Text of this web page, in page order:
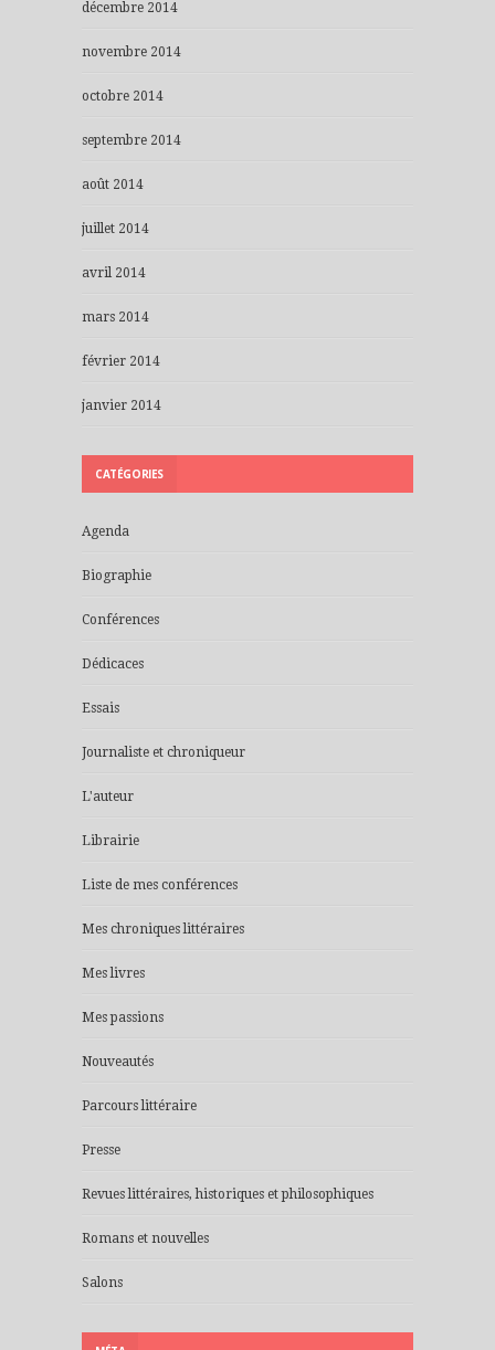
décembre 2014
novembre 2014
octobre 2014
septembre 2014
août 2014
juillet 2014
avril 2014
mars 2014
février 2014
janvier 2014
CATÉGORIES
Agenda
Biographie
Conférences
Dédicaces
Essais
Journaliste et chroniqueur
L'auteur
Librairie
Liste de mes conférences
Mes chroniques littéraires
Mes livres
Mes passions
Nouveautés
Parcours littéraire
Presse
Revues littéraires, historiques et philosophiques
Romans et nouvelles
Salons